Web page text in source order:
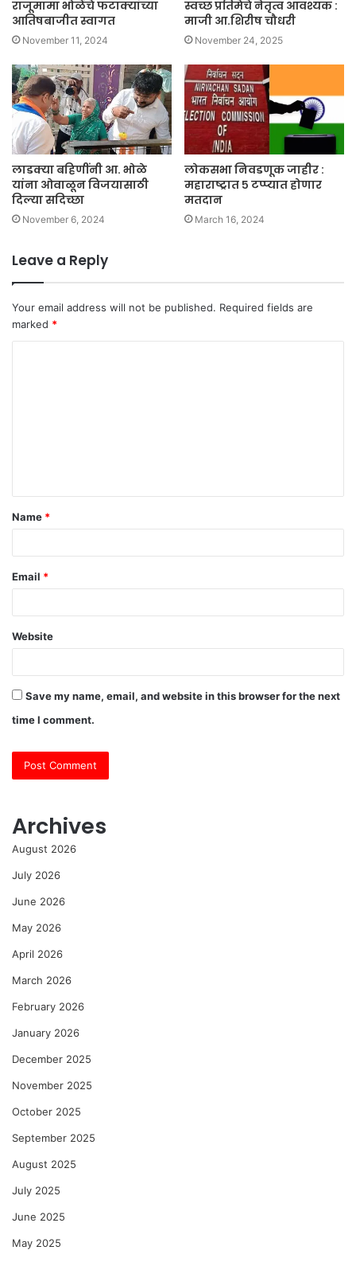
राजूमामा भोळेंचे फटाक्यांच्या
आतिषबाजीत स्वागत
November 11, 2024
स्वच्छ प्रतिमेचे नेतृत्व आवश्यक :
माजी आ.शिरीष चौधरी
November 24, 2025
लाडक्या बहिणींनी आ. भोळे
यांना ओवाळून विजयासाठी
दिल्या सदिच्छा
November 6, 2024
लोकसभा निवडणूक जाहीर :
महाराष्ट्रात ५ टप्प्यात होणार
मतदान
March 16, 2024
Leave a Reply
Your email address will not be published. Required fields are
marked *
t
*
Name *
Email *
Website
Save my name, email, and website in this browser for the next
time I comment.
Archives
August 2026
July 2026
June 2026
May 2026
April 2026
March 2026
February 2026
January 2026
December 2025
November 2025
October 2025
September 2025
August 2025
July 2025
June 2025
May 2025